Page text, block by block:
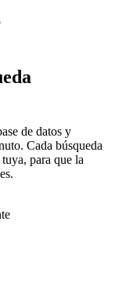
de datos y
Cada búsqueda
para que la